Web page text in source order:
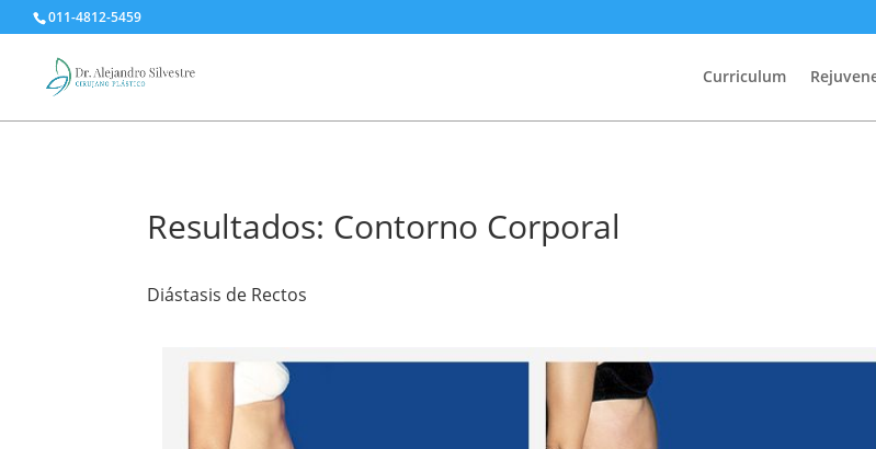
011-4812-5459
Curriculum
Resultados: Contorno Corporal
Diástasis de Rectos